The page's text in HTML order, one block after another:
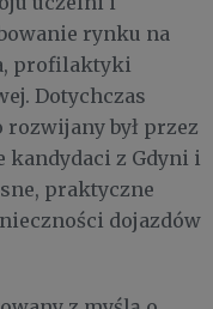
rynku na
profilaktyki
Dotychczas
rozwijany był przez
kandydaci z Gdyni i
praktyczne
dojazdów